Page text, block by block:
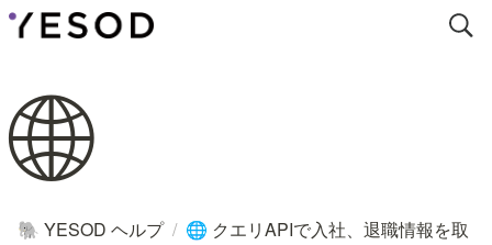
🌐
🐘 YESOD ヘルプ / 🌐 クエリAPIで入社、退職情報を取